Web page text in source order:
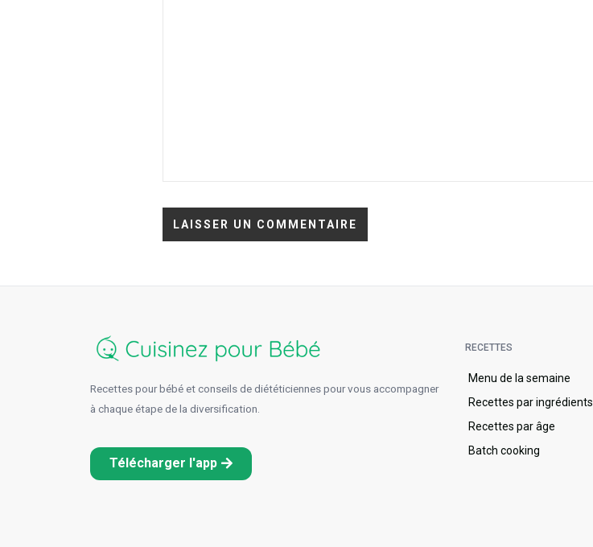
Recettes pour bébé et conseils de diététiciennes pour vous accompagner
à chaque étape de la diversification.
Télécharger l'app
RECETTES
Menu de la semaine​
Recettes par ingrédients
Recettes par âge
Batch cooking